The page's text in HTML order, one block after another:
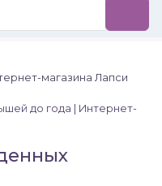
магазина Лапси
до года | Интернет-